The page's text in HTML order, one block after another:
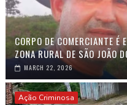
CORPO DE COMERCIANTE É
ZONA RURAL DE SÃO JOÃO
MARCH 22, 2026
Ação Criminosa